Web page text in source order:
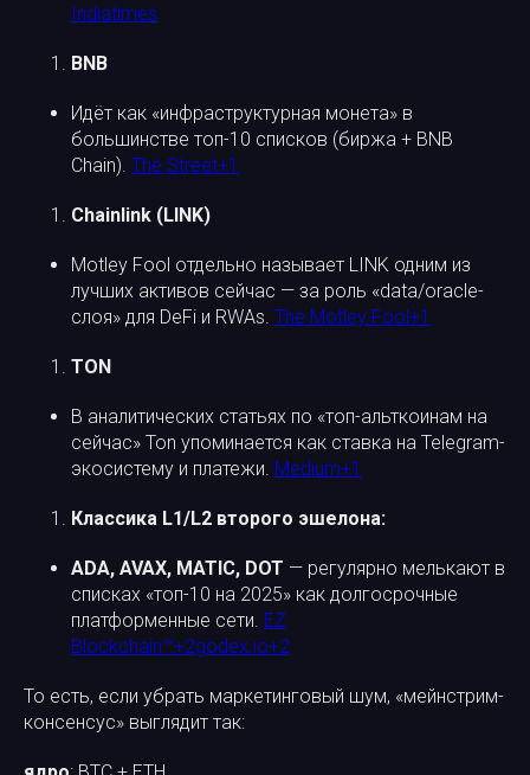
Indiatimes
BNB
Идёт как «инфраструктурная монета» в
большинстве топ-10 списков (биржа + BNB
Chain). The Street+1
Chainlink (LINK)
Motley Fool отдельно называет LINK одним из
лучших активов сейчас — за роль «data/oracle-
слоя» для DeFi и RWAs. The Motley Fool+1
TON
В аналитических статьях по «топ-альткоинам на
сейчас» Ton упоминается как ставка на Telegram-
экосистему и платежи. Medium+1
Классика L1/L2 второго эшелона:
ADA, AVAX, MATIC, DOT — регулярно мелькают в
списках «топ-10 на 2025» как долгосрочные
платформенные сети. EZ
Blockchain™+2godex.io+2
То есть, если убрать маркетинговый шум, «мейнстрим-
консенсус» выглядит так: